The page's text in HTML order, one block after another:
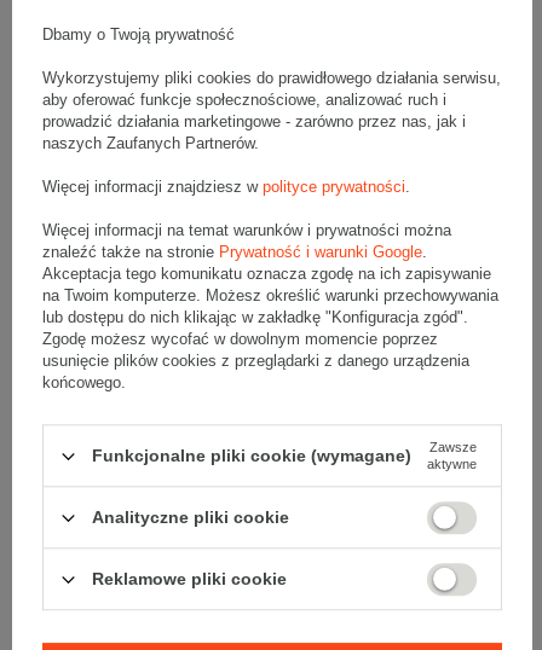
Opakowanie wykonane jest z tektury falistej 3-warstwowej, fala C
Wymiary:
• zewnętrzne:800x400x500 mm
• wewnętrzne:792x392x484 mm
• tektura falista:
3-warstwowa
• fala:C
• gramatura:530 g/m2
• kolor:Szary
Dodatkowe:
• waga jednostkowa (+/-5%):
Karton nadaje się do pakowania wysyłek kurierskich:
• Poczta Polska Paczka B
Tolerancja wymiarów wynikająca z parametrów pracy maszyn
Dbamy o Twoją prywatność
Wykorzystujemy pliki cookies do prawidłowego działania serwisu,
aby oferować funkcje społecznościowe, analizować ruch i
prowadzić działania marketingowe - zarówno przez nas, jak i
naszych Zaufanych Partnerów.
Więcej informacji znajdziesz w polityce prywatności.
Więcej informacji na temat warunków i prywatności można
znaleźć także na stronie Prywatność i warunki Google.
Akceptacja tego komunikatu oznacza zgodę na ich zapisywanie
na Twoim komputerze. Możesz określić warunki przechowywania
lub dostępu do nich klikając w zakładkę "Konfiguracja zgód".
Zgodę możesz wycofać w dowolnym momencie poprzez
usunięcie plików cookies z przeglądarki z danego urządzenia
końcowego.
Funkcjonalne pliki cookie (wymagane)
Zawsze
aktywne
Analityczne pliki cookie
Reklamowe pliki cookie